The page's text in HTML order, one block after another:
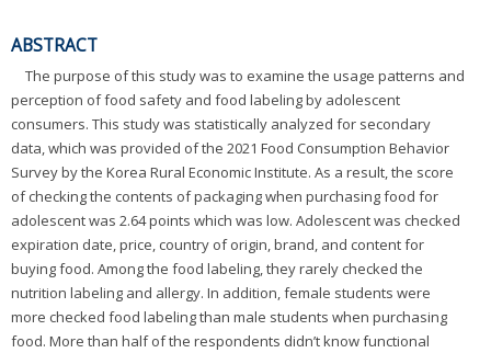
ABSTRACT
The purpose of this study was to examine the usage patterns and
perception of food safety and food labeling by adolescent
consumers. This study was statistically analyzed for secondary
data, which was provided of the 2021 Food Consumption Behavior
Survey by the Korea Rural Economic Institute. As a result, the score
of checking the contents of packaging when purchasing food for
adolescent was 2.64 points which was low. Adolescent was checked
expiration date, price, country of origin, brand, and content for
buying food. Among the food labeling, they rarely checked the
nutrition labeling and allergy. In addition, female students were
more checked food labeling than male students when purchasing
food. More than half of the respondents didn’t know functional